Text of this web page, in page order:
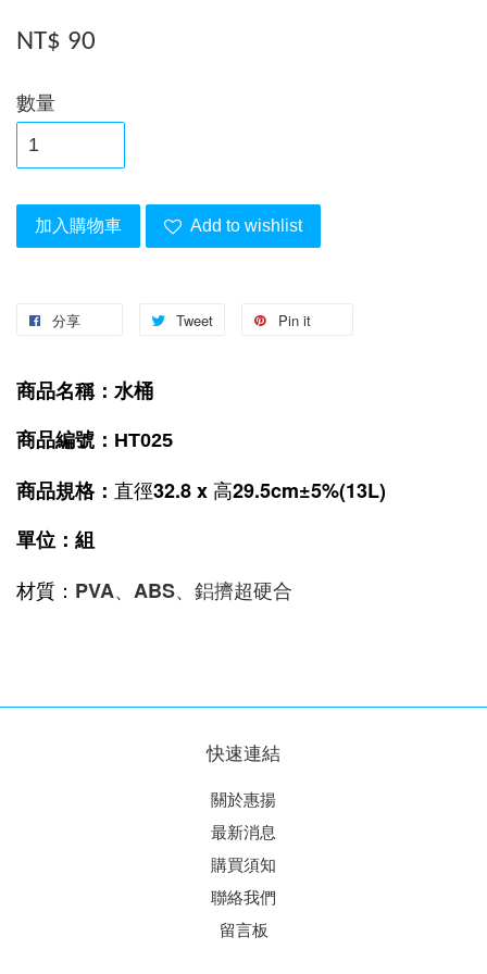
NT$ 90
數量
加入購物車 Add to wishlist
分享 Tweet Pin it
商品名稱：水桶
商品編號：HT025
商品規格： 直徑32.8 x 高29.5cm±5%(13L)
單位：組
材質： PVA、ABS、鋁擠超硬合
快速連結
關於惠揚
最新消息
購買須知
聯絡我們
留言板